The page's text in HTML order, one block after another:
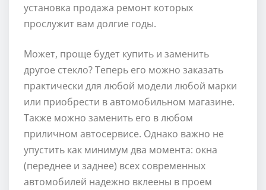
установка продажа ремонт которых
прослужит вам долгие годы.
Может, проще будет купить и заменить
другое стекло? Теперь его можно заказать
практически для любой модели любой марки
или приобрести в автомобильном магазине.
Также можно заменить его в любом
приличном автосервисе. Однако важно не
упустить как минимум два момента: окна
(переднее и заднее) всех современных
автомобилей надежно вклеены в проем